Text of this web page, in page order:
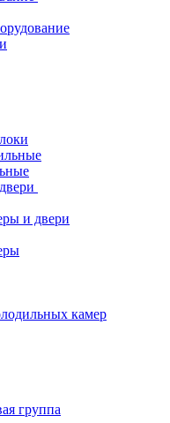
и двери
камер
группа